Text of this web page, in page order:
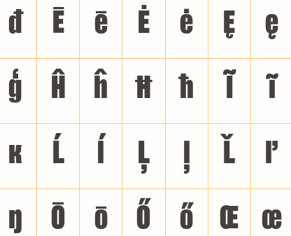
đ Ē ē Ė ė Ę ę
ģ Ĥ ĥ Ħ ħ Ĩ ĩ
ĸ Ĺ ĺ Ļ ļ Ľ ľ
ŋ Ō ō Ő ő Œ œ